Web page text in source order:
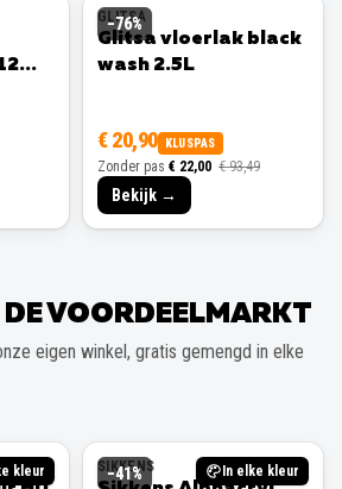
−76%
GLITSA
Glitsa vloerlak black
wash 2.5L
€ 20,90 KLUSPAS
Zonder pas € 22,00 € 93,49
Bekijk →
VOORDEELMARKT
eigen winkel, gratis gemengd in elke
kleur −41% In elke kleur
SIKKENS